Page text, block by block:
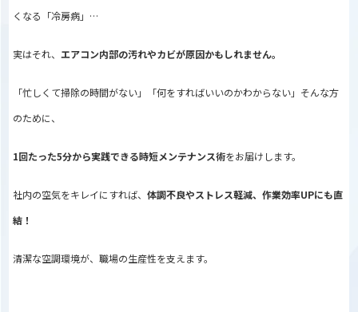
くなる「冷房病」…
実はそれ、エアコン内部の汚れやカビが原因かもしれません。
「忙しくて掃除の時間がない」「何をすればいいのかわからない」そんな方
のために、
1回たった5分から実践できる時短メンテナンス術をお届けします。
社内の空気をキレイにすれば、体調不良やストレス軽減、作業効率UPにも直
結！
清潔な空調環境が、職場の生産性を支えます。